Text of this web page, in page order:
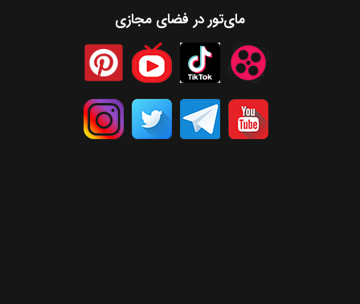
مای‌تور در فضای مجازی